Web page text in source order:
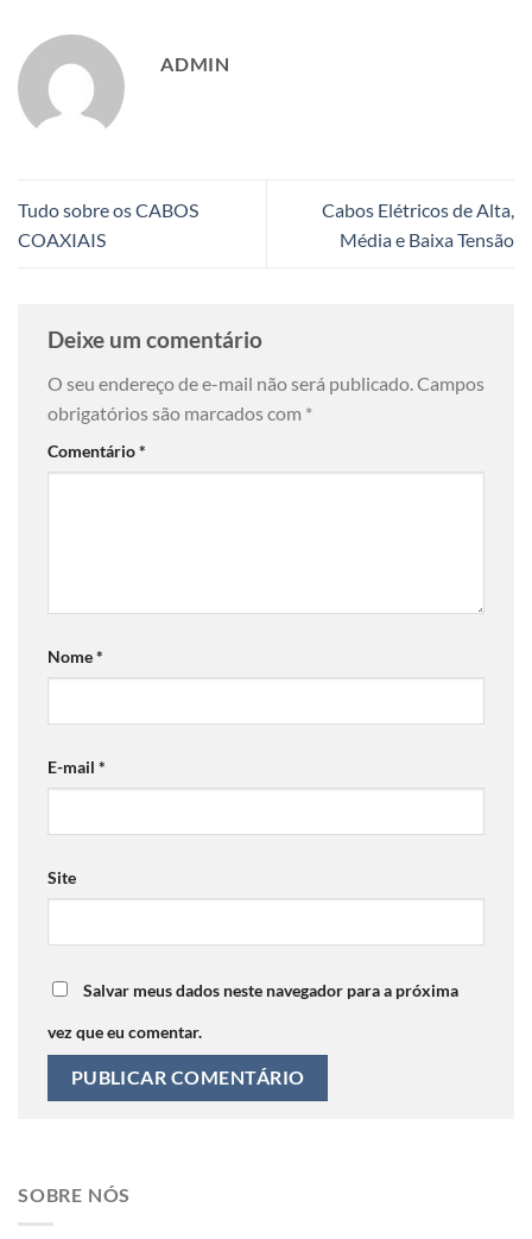
ADMIN
Tudo sobre os CABOS
COAXIAIS
Cabos Elétricos de Alta,
Média e Baixa Tensão
Deixe um comentário
O seu endereço de e-mail não será publicado.Campos
obrigatórios são marcados com *
Comentário*
Nome*
E-mail *
Site
Salvar meus dados neste navegador para a próxima
vez que eu comentar.
SOBRE NÓS